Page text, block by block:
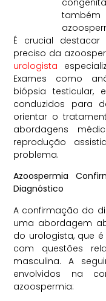
É crucial
preciso da
urologista
Exames como
biópsia testicular,
conduzidos para
orientar o
abordagens
reprodução
problema.
Azoospermia
Diagnóstico
A confirmação do
uma abordagem
do urologista, que
com questões
masculina. A
envolvidos na
azoospermia: